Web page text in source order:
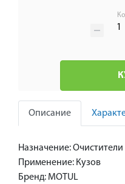
Описание
Назначение:
Применение: Кузов
Бренд: MOTUL